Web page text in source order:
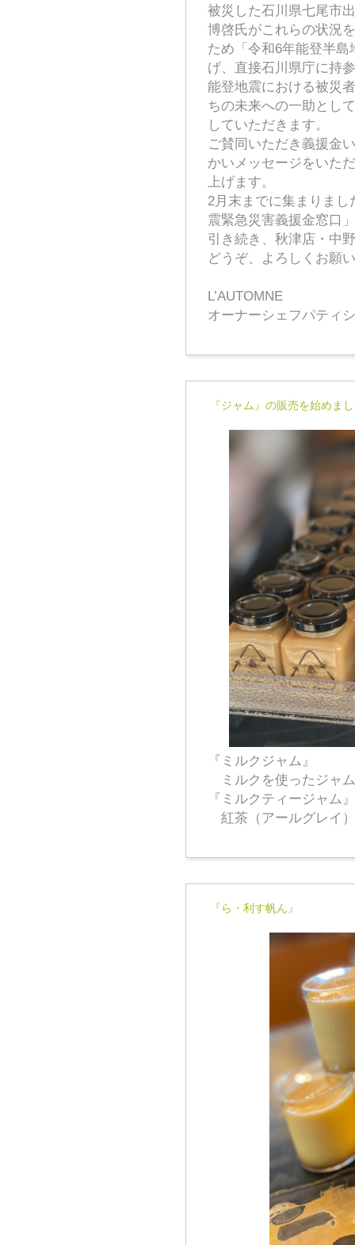
被災した石川県七尾市
博啓氏がこれらの状況
ため「令和6年能登半
げ、直接石川県庁に持
能登地震における被災
ちの未来への一助とし
していただきます。
ご賛同いただき義援金
かいメッセージをいた
上げます。
2月末までに集まりま
震緊急災害義援金窓口
引き続き、秋津店・中
どうぞ、よろしくお願
L’AUTOMNE
オーナーシェフパティ
『ジャム』の販売を始めま
『ミルクジャム』
ミルクを使ったジャム
『ミルクティージャム』
紅茶（アールグレイ
『ら・利す帆ん』